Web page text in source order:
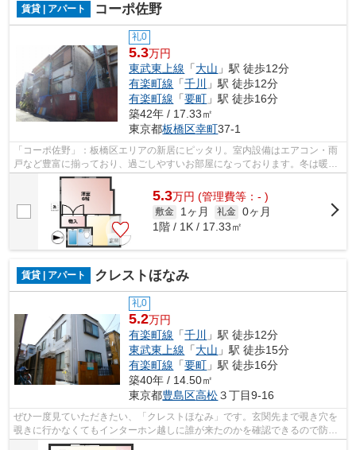
賃貸 | アパート コーポ佐野
礼0
5.3万円
東武東上線 「大山 」駅 徒歩12分
有楽町線 「千川
」駅 徒歩12分
有楽町線 「要町 」駅 徒歩16分
築42年 / 17.33㎡
東京都板橋区幸町37-1
「コーポ佐野」：板橋区エリアの新居にピッタリ。室内設備はエアコン・雨
戸など豊富に揃っており、過ごしやすいお部屋になっております。冬は暖か
く夏は涼しい魅力溢れる角部屋はこち...
5.3万円 (管理費等：- )
敷金 1ヶ月 礼金 0ヶ月
1階 / 1K / 17.33㎡
賃貸 | アパート クレストほなみ
礼0
5.2万円
有楽町線 「千川
」駅 徒歩12分
東武東上線 「大山 」駅 徒歩15分
有楽町線 「要町 」駅 徒歩16分
築40年 / 14.50㎡
東京都豊島区高松３丁目9-16
ぜひ一度見ていただきたい、「クレストほなみ」です。玄関先まで覗き穴を
覗きに行かなくてもインターホン越しに誰が来たのかを確認できるので防犯
対策につながります。室内設備はエア...